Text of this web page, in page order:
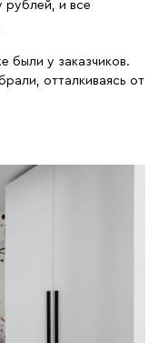
рублей, и все
были у заказчиков.
отталкиваясь от